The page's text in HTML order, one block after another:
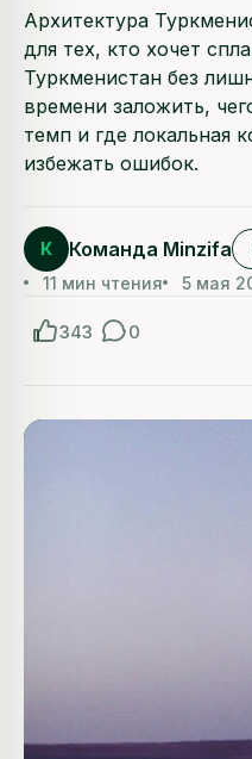
Архитектура
для тех, кто хочет
Туркменистан без
времени заложить,
темп и где локальная
избежать ошибок.
К Команда Minzifa
11 мин чтения
5 мая
343 0